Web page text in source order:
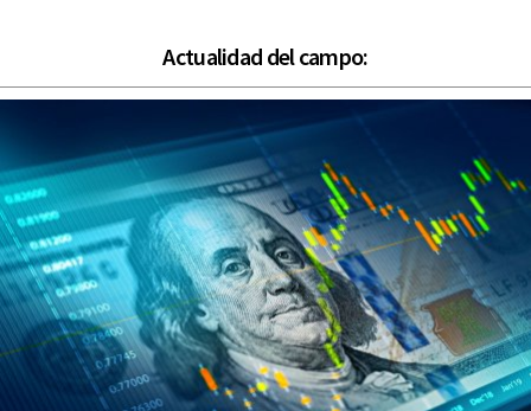
Actualidad del campo: